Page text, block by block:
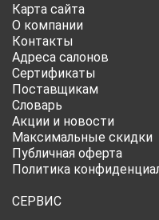
Карта сайта
О компании
Контакты
Адреса салонов
Сертификаты
Поставщикам
Словарь
Акции и новости
Максимальные скидки
Публичная оферта
Политика
СЕРВИС